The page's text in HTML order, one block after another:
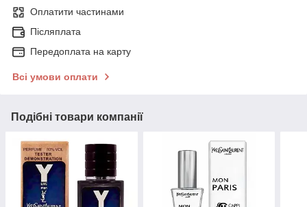
Оплатити частинами
Післяплата
Передоплата на карту
Всі умови оплати
Подібні товари компанії